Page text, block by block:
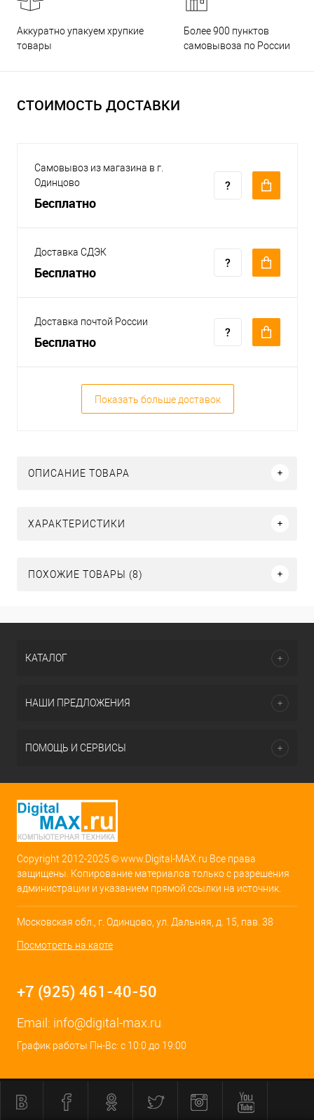
Аккуратно упакуем хрупкие
товары
Более 900 пунктов
самовывоза по России
СТОИМОСТЬ ДОСТАВКИ
Самовывоз из магазина в г.
Одинцово
Бесплатно
Доставка СДЭК
Бесплатно
Доставка почтой России
Бесплатно
Показать больше доставок
ОПИСАНИЕ ТОВАРА
ХАРАКТЕРИСТИКИ
ПОХОЖИЕ ТОВАРЫ (8)
КАТАЛОГ
НАШИ ПРЕДЛОЖЕНИЯ
ПОМОЩЬ И СЕРВИСЫ
Copyright 2012-2025 © www.Digital-MAX.ru Все права
защищены. Копирование материалов только с разрешения
администрации и указанием прямой ссылки на источник.
Московская обл., г. Одинцово, ул. Дальняя, д. 15, пав. 38
Посмотреть на карте
+7 (925) 461-40-50
Email: info@digital-max.ru
График работы Пн-Вс: с 10:0 до 19:00